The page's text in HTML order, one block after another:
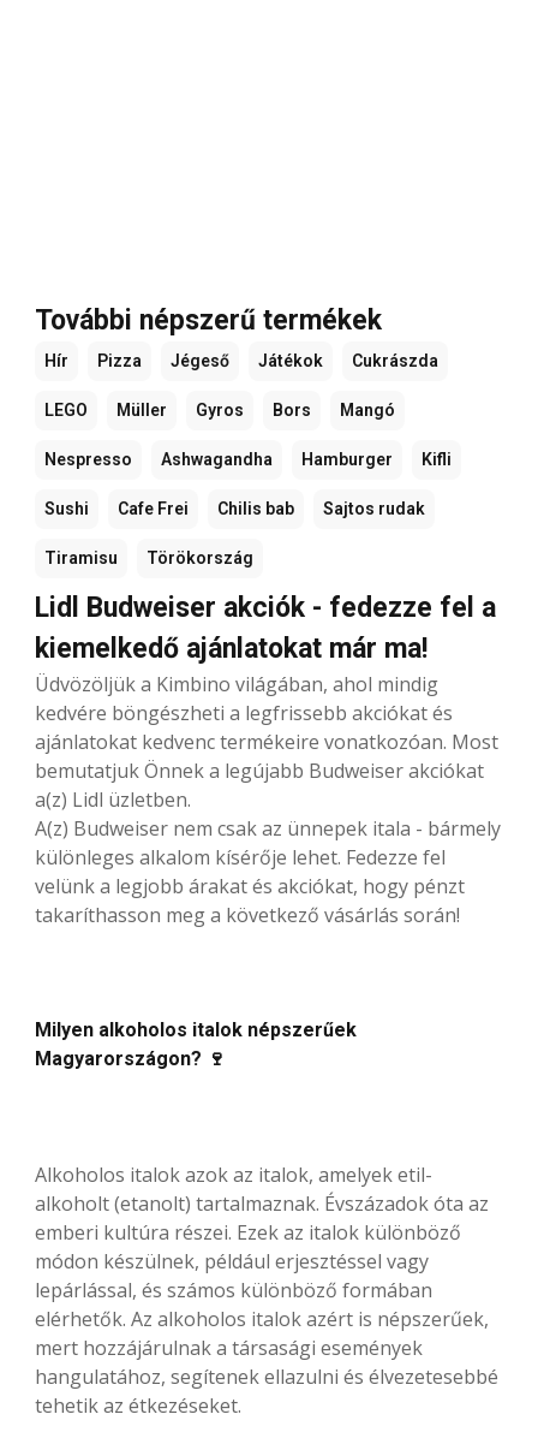
További népszerű termékek
Hír Pizza Jégeső Játékok Cukrászda
LEGO Müller Gyros Bors Mangó
Nespresso Ashwagandha Hamburger Kifli
Sushi Cafe Frei Chilis bab Sajtos rudak
Tiramisu Törökország
Lidl Budweiser akciók - fedezze fel a
kiemelkedő ajánlatokat már ma!
Üdvözöljük a Kimbino világában, ahol mindig
kedvére böngészheti a legfrissebb akciókat és
ajánlatokat kedvenc termékeire vonatkozóan. Most
bemutatjuk Önnek a legújabb Budweiser akciókat
a(z) Lidl üzletben.
A(z) Budweiser nem csak az ünnepek itala - bármely
különleges alkalom kísérője lehet. Fedezze fel
velünk a legjobb árakat és akciókat, hogy pénzt
takaríthasson meg a következő vásárlás során!
Milyen alkoholos italok népszerűek
Magyarországon? 🍷
Alkoholos italok azok az italok, amelyek etil-
alkoholt (etanolt) tartalmaznak. Évszázadok óta az
emberi kultúra részei. Ezek az italok különböző
módon készülnek, például erjesztéssel vagy
lepárlással, és számos különböző formában
elérhetők. Az alkoholos italok azért is népszerűek,
mert hozzájárulnak a társasági események
hangulatához, segítenek ellazulni és élvezetesebbé
tehetik az étkezéseket.